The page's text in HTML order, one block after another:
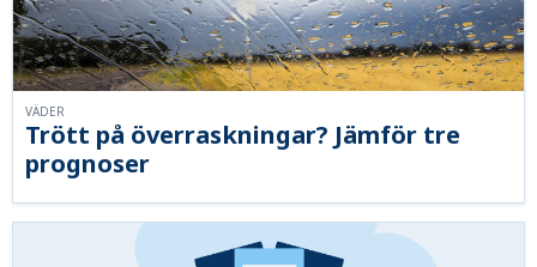
Trött på överraskningar? Jämför tre
prognoser
VÄDER